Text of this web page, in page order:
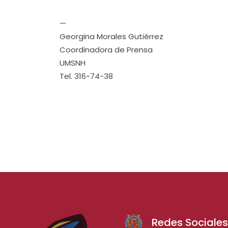
—
Georgina Morales Gutiérrez
Coordinadora de Prensa
UMSNH
Tel. 316-74-38
Redes Sociales